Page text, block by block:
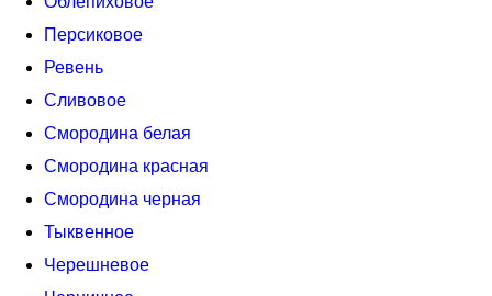
Персиковое
Ревень
Сливовое
Смородина белая
Смородина красная
Смородина черная
Тыквенное
Черешневое